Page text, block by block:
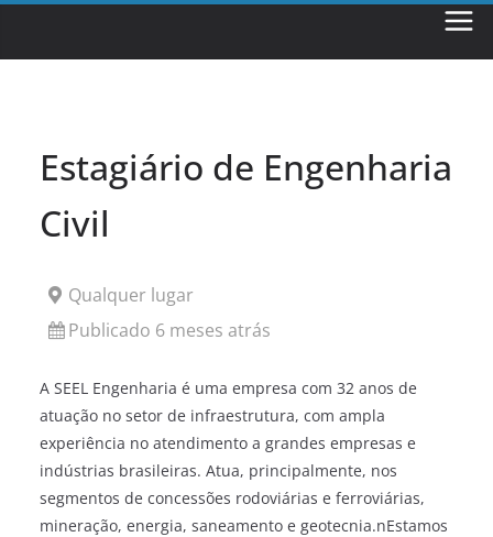
Estagiário de Engenharia
Civil
Qualquer lugar
Publicado 6 meses atrás
A SEEL Engenharia é uma empresa com 32 anos de
atuação no setor de infraestrutura, com ampla
experiência no atendimento a grandes empresas e
indústrias brasileiras. Atua, principalmente, nos
segmentos de concessões rodoviárias e ferroviárias,
mineração, energia, saneamento e geotecnia.nEstamos